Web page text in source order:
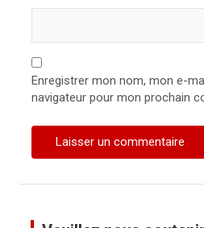
Enregistrer mon nom, mon e-
navigateur pour mon prochain